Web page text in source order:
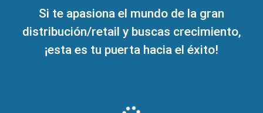
Si te apasiona el mundo de la gran
distribución/retail y buscas crecimiento,
¡esta es tu puerta hacia el éxito!